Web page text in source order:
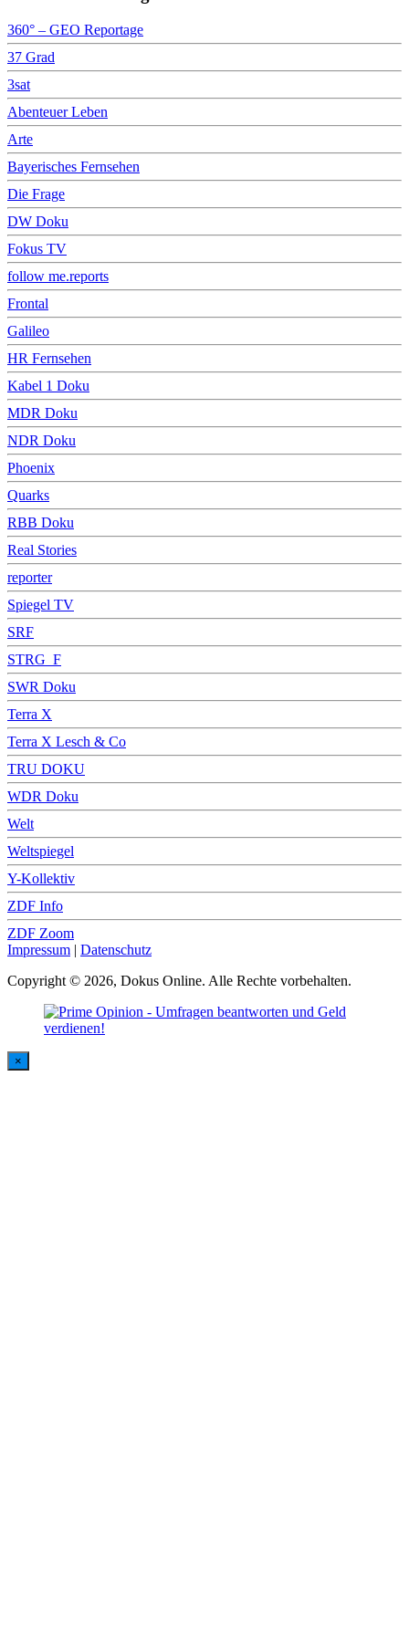
360° – GEO Reportage
37 Grad
3sat
Abenteuer Leben
Arte
Bayerisches Fernsehen
Die Frage
DW Doku
Fokus TV
follow me.reports
Frontal
Galileo
HR Fernsehen
Kabel 1 Doku
MDR Doku
NDR Doku
Phoenix
Quarks
RBB Doku
Real Stories
reporter
Spiegel TV
SRF
STRG_F
SWR Doku
Terra X
Terra X Lesch & Co
TRU DOKU
WDR Doku
Welt
Weltspiegel
Y-Kollektiv
ZDF Info
ZDF Zoom
Impressum | Datenschutz
Copyright © 2026, Dokus Online. Alle Rechte vorbehalten.
×